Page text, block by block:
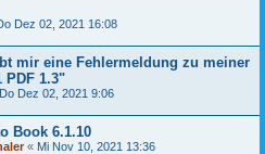
Dez 02, 2021 16:08
mir eine Fehlermeldung zu meiner
PDF 1.3"
Do Dez 02, 2021 9:06
Book 6.1.10
« Mi Nov 10, 2021 13:36